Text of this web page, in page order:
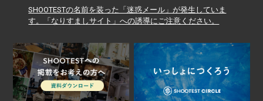
SHOOTESTの名前を装った「迷惑メール」が発生していま
す。「なりすましサイト」への誘導にご注意ください。